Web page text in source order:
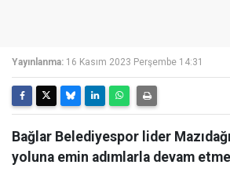
Yayınlanma: 16 Kasım 2023 Perşembe 14:31
Bağlar Belediyespor lider
yoluna emin adımlarla devam